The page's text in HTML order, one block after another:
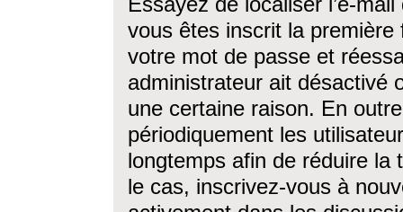
vous êtes inscrit la première
votre mot de passe et
administrateur ait désactivé
une certaine raison. En
périodiquement les
longtemps afin de réduire la
le cas, inscrivez-vous à